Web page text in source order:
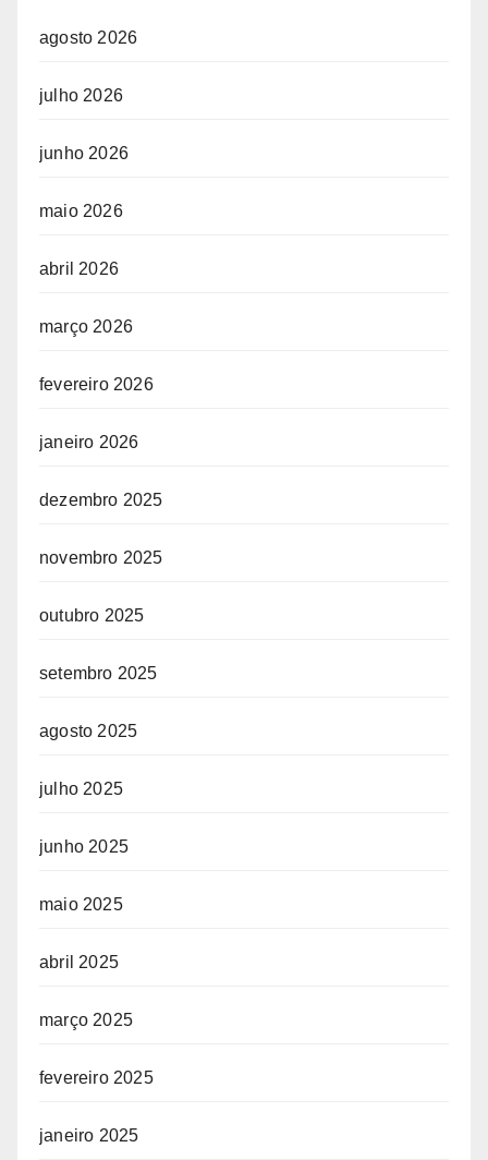
agosto 2026
julho 2026
junho 2026
maio 2026
abril 2026
março 2026
fevereiro 2026
janeiro 2026
dezembro 2025
novembro 2025
outubro 2025
setembro 2025
agosto 2025
julho 2025
junho 2025
maio 2025
abril 2025
março 2025
fevereiro 2025
janeiro 2025